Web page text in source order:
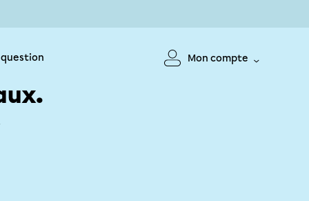
Mon compte